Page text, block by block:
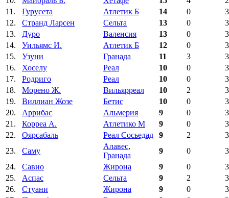
11.
Гурусета Атлетик Б 14 0
12.
Странд Ларсен Сельта 13 0
13.
Дуро Валенсия 13 0
14.
Уильямс И. Атлетик Б 12 0
15.
Узуни Гранада 11 3
16.
Хоселу Реал 10 0
17.
Родриго Реал 10 0
18.
Морено Ж. Вильярреал 10 2
19.
Виллиан Жозе Бетис 10 0
20.
Аррибас Альмерия 9 0
21.
Корреа А. Атлетико М 9 0
22.
Оярсабаль Реал Сосьедад 9 2
23.
Саму
Алавес,
Гранада
9 0
24.
Савио Жирона 9 0
25.
Аспас Сельта 9 2
26.
Стуани Жирона 9 0